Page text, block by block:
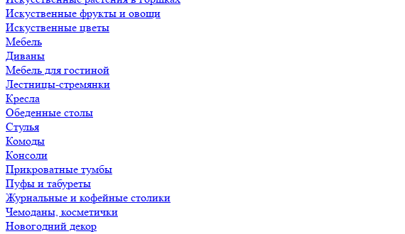
Искуственные фрукты и овощи
Искуственные цветы
Мебель
Диваны
Мебель для гостиной
Лестницы-стремянки
Кресла
Обеденные столы
Стулья
Комоды
Консоли
Прикроватные тумбы
Пуфы и табуреты
Журнальные и кофейные столики
Чемоданы, косметички
Новогодний декор